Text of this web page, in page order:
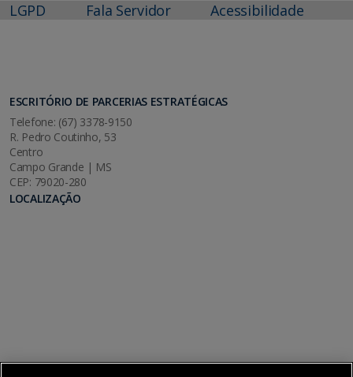
LGPD Fala Servidor Acessibilidade
ESCRITÓRIO DE PARCERIAS ESTRATÉGICAS
Telefone: (67) 3378-9150
R. Pedro Coutinho, 53
Centro
Campo Grande | MS
CEP: 79020-280
LOCALIZAÇÃO